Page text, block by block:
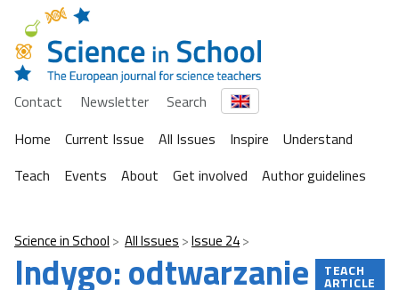
Contact Newsletter
Search
Home
Current Issue All Issues Inspire
Understand
Teach
Events About Get involved Author guidelines
Science in School All Issues Issue 24
Indygo: odtwarzanie
TEACH
ARTICLE